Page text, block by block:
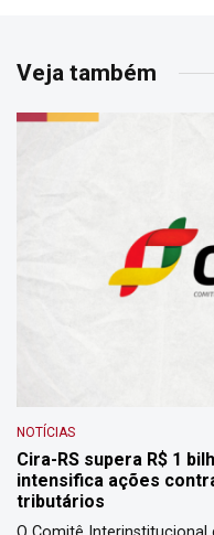
Veja também
NOTÍCIAS
Cira-RS supera R$ 1
intensifica ações
tributários